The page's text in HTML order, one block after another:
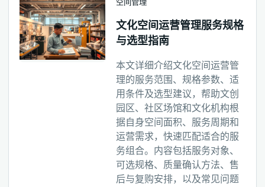
空间管理
文化空间运营管理服务规格
与选型指南
本文详细介绍文化空间运营管
理的服务范围、规格参数、适
用条件及选型建议，帮助文创
园区、社区场馆和文化机构根
据自身空间面积、服务周期和
运营需求，快速匹配适合的服
务组合。内容包括服务对象、
可选规格、质量确认方法、售
后与复购安排，以及常见问题